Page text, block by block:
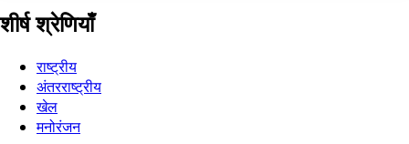
शीर्ष श्रेणियाँ
राष्ट्रीय
अंतरराष्ट्रीय
खेल
मनोरंजन